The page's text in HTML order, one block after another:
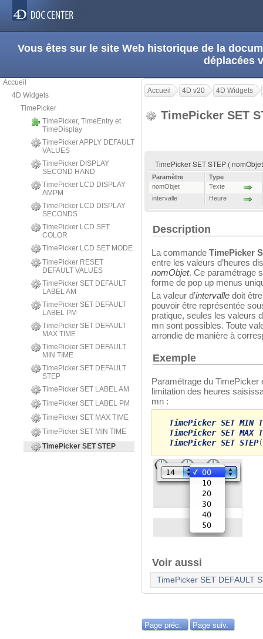
Vous êtes sur le site Web historique de la
déplacées
Accueil
4D Widgets
TimePicker
TimePicker, TimeEntry et
TimeDisplay
TimePicker APPLY DEFAULT
VALUES
TimePicker DISPLAY
SECOND HAND
TimePicker LCD DISPLAY
AMPM
TimePicker LCD DISPLAY
SECONDS
TimePicker LCD SET
COLOR
TimePicker LCD SET MODE
TimePicker RESET
DEFAULT VALUES
TimePicker SET DEFAULT
LABEL AM
TimePicker SET DEFAULT
LABEL PM
TimePicker SET DEFAULT
MAX TIME
TimePicker SET DEFAULT
MIN TIME
TimePicker SET DEFAULT
STEP
TimePicker SET LABEL AM
TimePicker SET LABEL PM
TimePicker SET MAX TIME
TimePicker SET MIN TIME
TimePicker SET STEP
Accueil 4D v20 4D Widgets
TimePicker SET
TimePicker SET STEP (
Paramètre
Type
nomObjet
Texte
intervalle
Heure
Description
La commande TimePicker
entre les valeurs d’heures
nomObjet. Ce paramétrage
forme de pop up menus
La valeur d’intervalle doit
pouvoir être représentée
pratique, seules les valeurs
mn sont possibles. Toute
arrondie de manière à
Exemple
Paramétrage du TimePicker
limitation des heures
mn :
TimePicker SET MIN
TimePicker SET MAX
TimePicker SET STEP
Voir aussi
TimePicker SET DEFAULT
Page préc. Page suiv.